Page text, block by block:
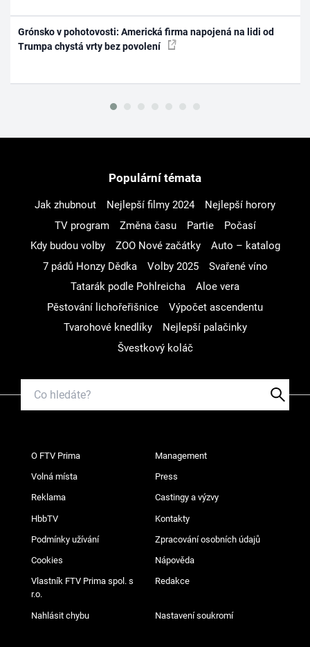
Grónsko v pohotovosti: Americká firma napojená na lidi od
Trumpa chystá vrty bez povolení
Populární témata
Jak zhubnout Nejlepší filmy 2024
Nejlepší horory
TV program
Změna času Partie
Počasí
Kdy budou volby
ZOO Nové začátky
Auto – katalog
7 pádů Honzy Dědka
Volby 2025
Svařené víno
Tatarák podle Pohlreicha
Aloe vera
Pěstování lichořeřišnice
Výpočet ascendentu
Tvarohové knedlíky
Nejlepší palačinky
Švestkový koláč
O FTV Prima Management
Volná místa Press
Reklama Castingy a výzvy
HbbTV Kontakty
Podmínky užívání Zpracování osobních údajů
Cookies Nápověda
Vlastník FTV Prima spol. s
r.o.
Redakce
Nahlásit chybu Nastavení soukromí